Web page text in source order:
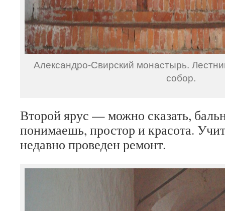
Александро-Свирский монастырь.
собор.
Второй ярус — можно сказать,
понимаешь, простор и красота.
недавно проведен ремонт.